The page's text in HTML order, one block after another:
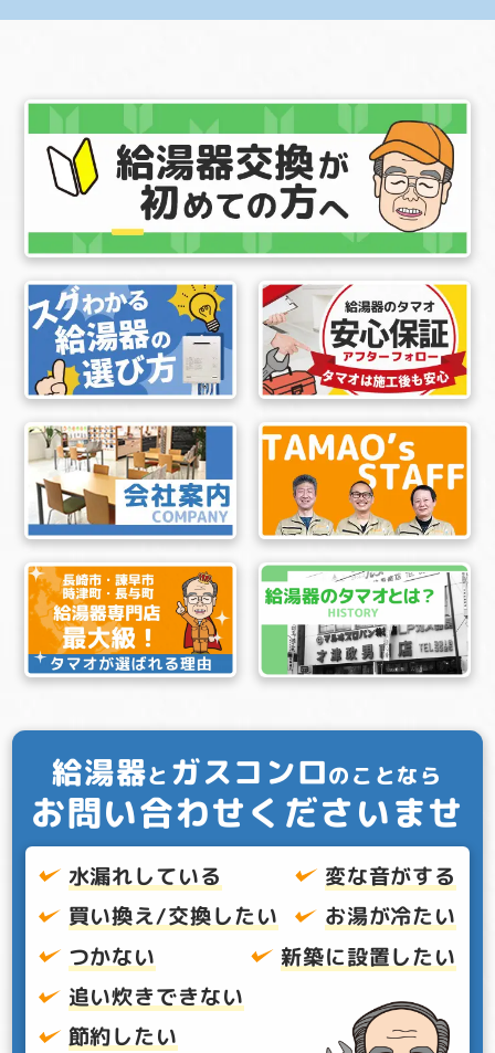
給湯器と ガスコンロのことなら
お問い合わせくださいませ
水漏れしている
変な音がする
買い換え/交換したい
お湯が冷たい
つかない
新築に設置したい
追い炊きできない
節約したい